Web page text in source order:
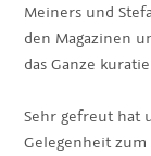
Meiners und
den Magazinen
das Ganze
Sehr gefreut hat
Gelegenheit